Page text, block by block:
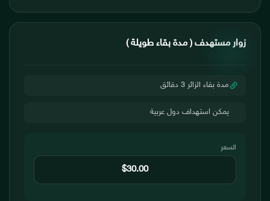
زوار مستهدف ( مدة بقاء طويلة )
مدة بقاء الزائر 3 دقائق
يمكن استهداف دول عربية
السعر